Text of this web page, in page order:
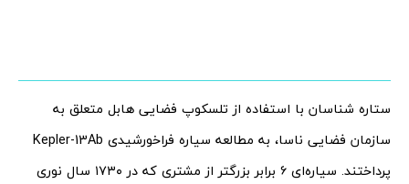
ستاره شناسان با استفاده از تلسکوپ فضایی هابل متعلق به
سازمان فضایی ناسا، به مطالعه سیاره فراخورشیدی Kepler-13Ab
پرداختند. سیاره‌ای ۶ برابر بزرگتر از مشتری که در ۱۷۳۰ سال نوری